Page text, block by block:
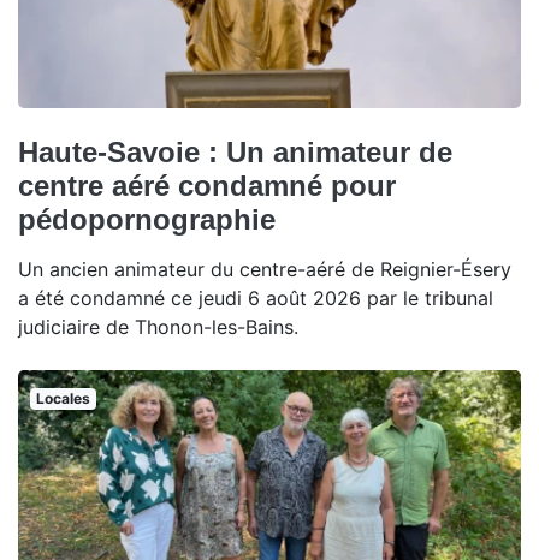
Haute-Savoie : Un animateur de
centre aéré condamné pour
pédopornographie
Un ancien animateur du centre-aéré de Reignier-Ésery
a été condamné ce jeudi 6 août 2026 par le tribunal
judiciaire de Thonon-les-Bains.
Locales